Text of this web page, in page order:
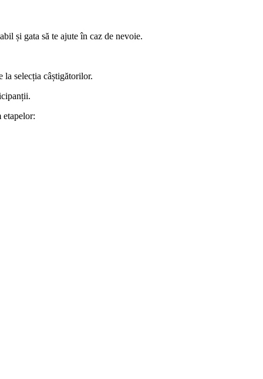
și gata să te ajute în caz de nevoie.
la selecția câștigătorilor.
etapelor: